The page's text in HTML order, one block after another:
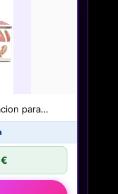
para…